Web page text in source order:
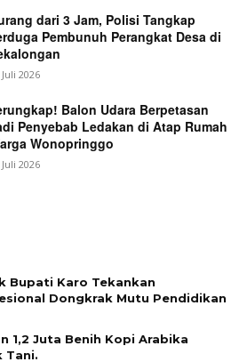
Week
PRO
dari 3 Jam, Polisi Tangkap
Pembunuh Perangkat Desa di
2026
Balon Udara Berpetasan
Penyebab Ledakan di Atap Rumah
Wonopringgo
2026
Bupati Karo Tekankan
Dongkrak Mutu Pendidikan
1,2 Juta Benih Kopi Arabika
Tani.